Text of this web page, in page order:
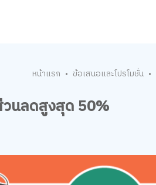
หน้าแรก • ข้อเสนอและโปรโมชั่น •
วนลดสูงสุด 50%